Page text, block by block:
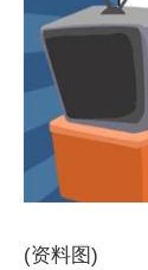
(资料图)